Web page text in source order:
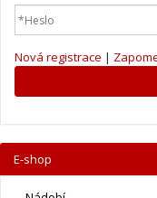
Nová registrace |
E-shop